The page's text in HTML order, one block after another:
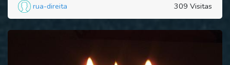
rua-direita 309 Visitas